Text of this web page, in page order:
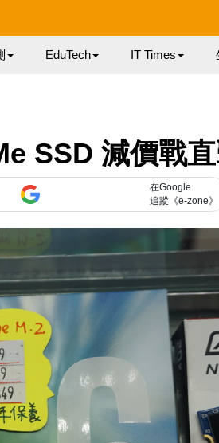
EduTech IT Times
SSD 減價戰
在Google
追蹤《e-zone》